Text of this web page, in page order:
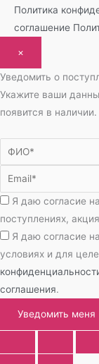
Политика
соглашение
×
Уведомить о
Укажите ваши
появится в наличии.
Я даю согласие
поступлениях,
Я даю согласие
условиях и для
соглашения.
Уведомить меня